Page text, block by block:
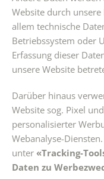
Website durch unsere
allem technische
Betriebssystem oder
Erfassung dieser
unsere Website
Darüber hinaus
Website sog. Pixel
personalisierter
Webanalyse-
unter «Tracking-
Daten zu